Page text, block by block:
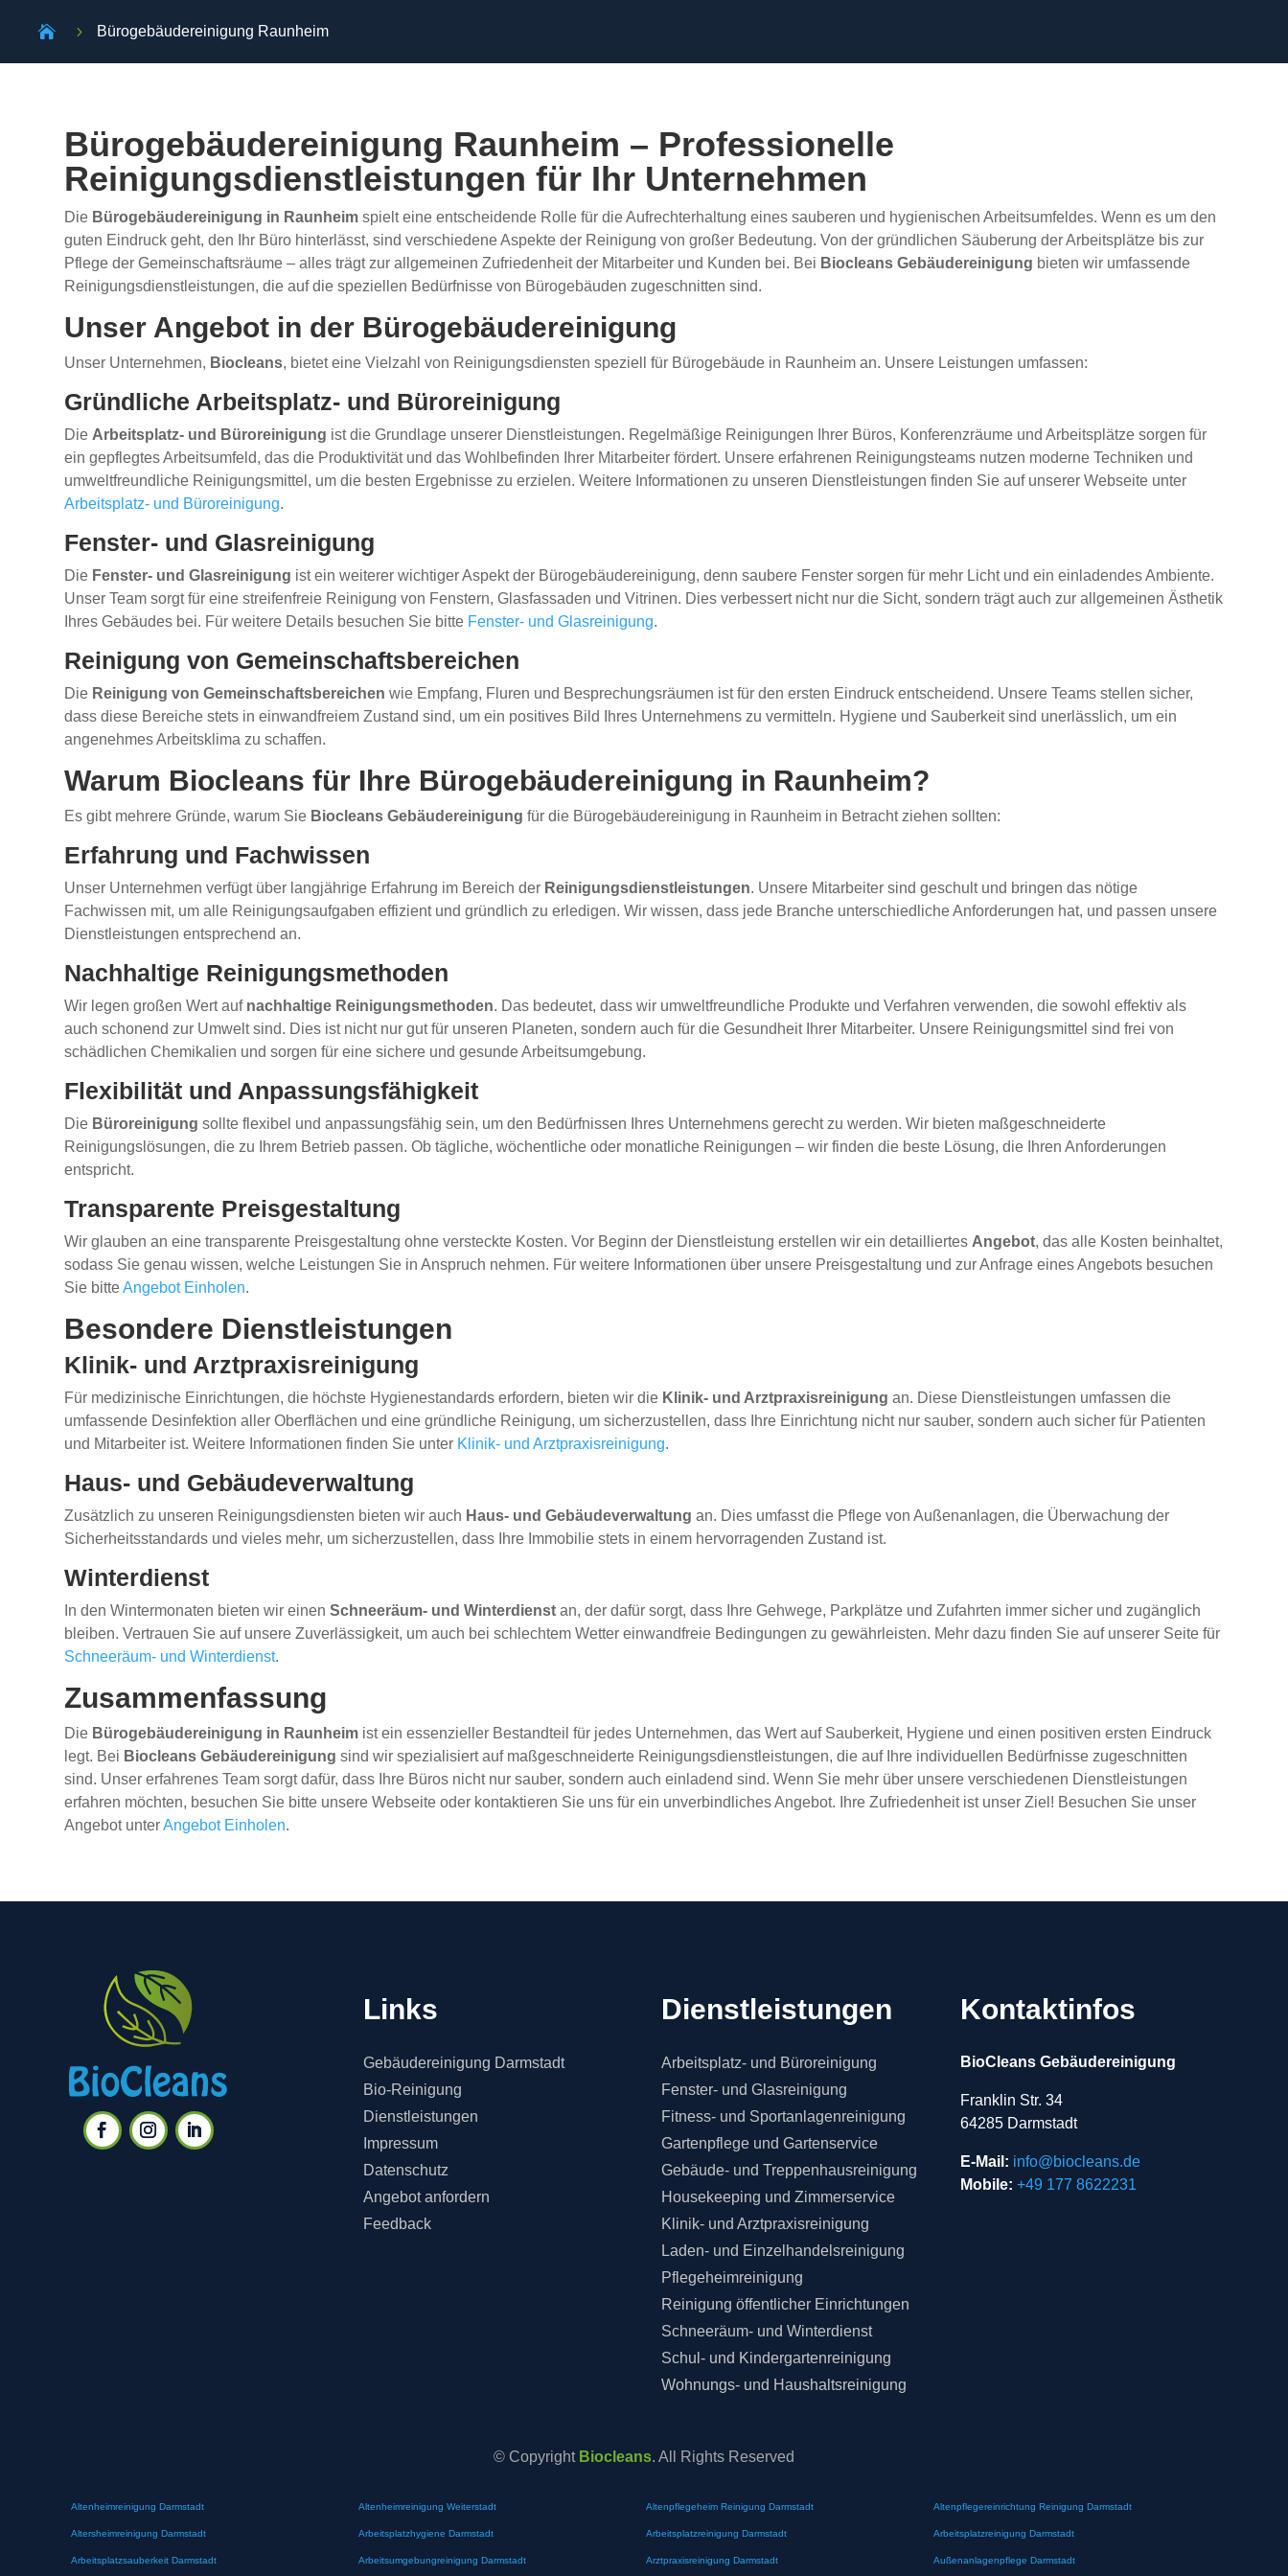
 5 Bürogebäudereinigung Raunheim
Bürogebäudereinigung Raunheim – Professionelle
Reinigungsdienstleistungen für Ihr Unternehmen
Die Bürogebäudereinigung in Raunheim spielt eine entscheidende Rolle für die Aufrechterhaltung eines sauberen und hygienischen Arbeitsumfeldes. Wenn es um den
guten Eindruck geht, den Ihr Büro hinterlässt, sind verschiedene Aspekte der Reinigung von großer Bedeutung. Von der gründlichen Säuberung der Arbeitsplätze bis zur
Pflege der Gemeinschaftsräume – alles trägt zur allgemeinen Zufriedenheit der Mitarbeiter und Kunden bei. Bei Biocleans Gebäudereinigung bieten wir umfassende
Reinigungsdienstleistungen, die auf die speziellen Bedürfnisse von Bürogebäuden zugeschnitten sind.
Unser Angebot in der Bürogebäudereinigung
Unser Unternehmen, Biocleans, bietet eine Vielzahl von Reinigungsdiensten speziell für Bürogebäude in Raunheim an. Unsere Leistungen umfassen:
Gründliche Arbeitsplatz- und Büroreinigung
Die Arbeitsplatz- und Büroreinigung ist die Grundlage unserer Dienstleistungen. Regelmäßige Reinigungen Ihrer Büros, Konferenzräume und Arbeitsplätze sorgen für
ein gepflegtes Arbeitsumfeld, das die Produktivität und das Wohlbefinden Ihrer Mitarbeiter fördert. Unsere erfahrenen Reinigungsteams nutzen moderne Techniken und
umweltfreundliche Reinigungsmittel, um die besten Ergebnisse zu erzielen. Weitere Informationen zu unseren Dienstleistungen finden Sie auf unserer Webseite unter
Arbeitsplatz- und Büroreinigung.
Fenster- und Glasreinigung
Die Fenster- und Glasreinigung ist ein weiterer wichtiger Aspekt der Bürogebäudereinigung, denn saubere Fenster sorgen für mehr Licht und ein einladendes Ambiente.
Unser Team sorgt für eine streifenfreie Reinigung von Fenstern, Glasfassaden und Vitrinen. Dies verbessert nicht nur die Sicht, sondern trägt auch zur allgemeinen Ästhetik
Ihres Gebäudes bei. Für weitere Details besuchen Sie bitte Fenster- und Glasreinigung.
Reinigung von Gemeinschaftsbereichen
Die Reinigung von Gemeinschaftsbereichen wie Empfang, Fluren und Besprechungsräumen ist für den ersten Eindruck entscheidend. Unsere Teams stellen sicher,
dass diese Bereiche stets in einwandfreiem Zustand sind, um ein positives Bild Ihres Unternehmens zu vermitteln. Hygiene und Sauberkeit sind unerlässlich, um ein
angenehmes Arbeitsklima zu schaffen.
Warum Biocleans für Ihre Bürogebäudereinigung in Raunheim?
Es gibt mehrere Gründe, warum Sie Biocleans Gebäudereinigung für die Bürogebäudereinigung in Raunheim in Betracht ziehen sollten:
Erfahrung und Fachwissen
Unser Unternehmen verfügt über langjährige Erfahrung im Bereich der Reinigungsdienstleistungen. Unsere Mitarbeiter sind geschult und bringen das nötige
Fachwissen mit, um alle Reinigungsaufgaben effizient und gründlich zu erledigen. Wir wissen, dass jede Branche unterschiedliche Anforderungen hat, und passen unsere
Dienstleistungen entsprechend an.
Nachhaltige Reinigungsmethoden
Wir legen großen Wert auf nachhaltige Reinigungsmethoden. Das bedeutet, dass wir umweltfreundliche Produkte und Verfahren verwenden, die sowohl effektiv als
auch schonend zur Umwelt sind. Dies ist nicht nur gut für unseren Planeten, sondern auch für die Gesundheit Ihrer Mitarbeiter. Unsere Reinigungsmittel sind frei von
schädlichen Chemikalien und sorgen für eine sichere und gesunde Arbeitsumgebung.
Flexibilität und Anpassungsfähigkeit
Die Büroreinigung sollte flexibel und anpassungsfähig sein, um den Bedürfnissen Ihres Unternehmens gerecht zu werden. Wir bieten maßgeschneiderte
Reinigungslösungen, die zu Ihrem Betrieb passen. Ob tägliche, wöchentliche oder monatliche Reinigungen – wir finden die beste Lösung, die Ihren Anforderungen
entspricht.
Transparente Preisgestaltung
Wir glauben an eine transparente Preisgestaltung ohne versteckte Kosten. Vor Beginn der Dienstleistung erstellen wir ein detailliertes Angebot, das alle Kosten beinhaltet,
sodass Sie genau wissen, welche Leistungen Sie in Anspruch nehmen. Für weitere Informationen über unsere Preisgestaltung und zur Anfrage eines Angebots besuchen
Sie bitteAngebot Einholen.
Besondere Dienstleistungen
Klinik- und Arztpraxisreinigung
Für medizinische Einrichtungen, die höchste Hygienestandards erfordern, bieten wir die Klinik- und Arztpraxisreinigung an. Diese Dienstleistungen umfassen die
umfassende Desinfektion aller Oberflächen und eine gründliche Reinigung, um sicherzustellen, dass Ihre Einrichtung nicht nur sauber, sondern auch sicher für Patienten
und Mitarbeiter ist. Weitere Informationen finden Sie unter Klinik- und Arztpraxisreinigung.
Haus- und Gebäudeverwaltung
Zusätzlich zu unseren Reinigungsdiensten bieten wir auch Haus- und Gebäudeverwaltung an. Dies umfasst die Pflege von Außenanlagen, die Überwachung der
Sicherheitsstandards und vieles mehr, um sicherzustellen, dass Ihre Immobilie stets in einem hervorragenden Zustand ist.
Winterdienst
In den Wintermonaten bieten wir einenSchneeräum- und Winterdienst an, der dafür sorgt, dass Ihre Gehwege, Parkplätze und Zufahrten immer sicher und zugänglich
bleiben. Vertrauen Sie auf unsere Zuverlässigkeit, um auch bei schlechtem Wetter einwandfreie Bedingungen zu gewährleisten. Mehr dazu finden Sie auf unserer Seite für
Schneeräum- und Winterdienst.
Zusammenfassung
Die Bürogebäudereinigung in Raunheim ist ein essenzieller Bestandteil für jedes Unternehmen, das Wert auf Sauberkeit, Hygiene und einen positiven ersten Eindruck
legt. Bei Biocleans Gebäudereinigung sind wir spezialisiert auf maßgeschneiderte Reinigungsdienstleistungen, die auf Ihre individuellen Bedürfnisse zugeschnitten
sind. Unser erfahrenes Team sorgt dafür, dass Ihre Büros nicht nur sauber, sondern auch einladend sind. Wenn Sie mehr über unsere verschiedenen Dienstleistungen
erfahren möchten, besuchen Sie bitte unsere Webseite oder kontaktieren Sie uns für ein unverbindliches Angebot. Ihre Zufriedenheit ist unser Ziel! Besuchen Sie unser
Angebot unterAngebot Einholen.
Links
Gebäudereinigung Darmstadt
Bio-Reinigung
Dienstleistungen
Impressum
Datenschutz
Angebot anfordern
Feedback
Dienstleistungen
Arbeitsplatz- und Büroreinigung
Fenster- und Glasreinigung
Fitness- und Sportanlagenreinigung
Gartenpflege und Gartenservice
Gebäude- und Treppenhausreinigung
Housekeeping und Zimmerservice
Klinik- und Arztpraxisreinigung
Laden- und Einzelhandelsreinigung
Pflegeheimreinigung
Reinigung öffentlicher Einrichtungen
Schneeräum- und Winterdienst
Schul- und Kindergartenreinigung
Wohnungs- und Haushaltsreinigung
Kontaktinfos
BioCleans Gebäudereinigung
Franklin Str. 34
64285 Darmstadt
E-Mail: info@biocleans.de
Mobile: +49 177 8622231
© Copyright Biocleans. All Rights Reserved
Altenheimreinigung Darmstadt Altenheimreinigung Weiterstadt Altenpflegeheim Reinigung Darmstadt Altenpflegereinrichtung Reinigung Darmstadt
Altersheimreinigung Darmstadt Arbeitsplatzhygiene Darmstadt Arbeitsplatzreinigung Darmstadt Arbeitsplatzreinigung Darmstadt
Arbeitsplatzsauberkeit Darmstadt Arbeitsumgebungreinigung Darmstadt Arztpraxisreinigung Darmstadt Außenanlagenpflege Darmstadt